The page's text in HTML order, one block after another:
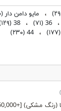
، مایو دامن دار
، 36 (۷۱) ، 38
(۱۷۷) ، 44 (۲۳۰)
[+50,000 تومان]